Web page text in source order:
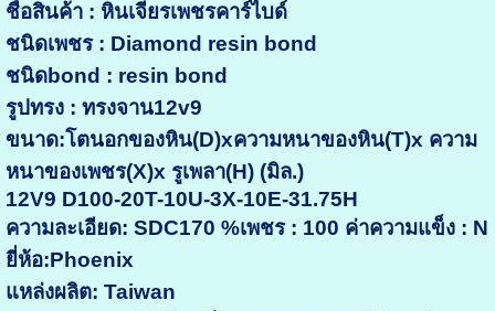
ชื่อสินค้า : หินเจียรเพชรคาร์ไบด์
ชนิดเพชร : Diamond resin bond
ชนิดbond : resin bond
รูปทรง : ทรงจาน12v9
ขนาด:โตนอกของหิน(D)xความหนาของหิน(T)x ความ
หนาของเพชร(X)x รูเพลา(H) (มิล.)
12V9 D100-20T-10U-3X-10E-31.75H
ความละเอียด: SDC170 %เพชร : 100 ค่าความแข็ง : N
ยี่ห้อ:Phoenix
แหล่งผลิต: Taiwan